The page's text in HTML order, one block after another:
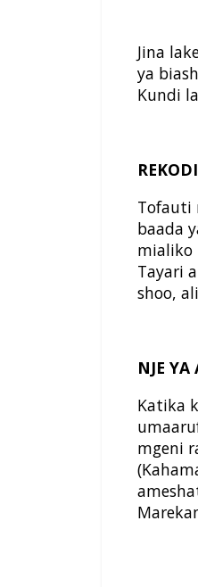
Jina
ya
Kundi
Tofauti
baada
mialiko
Tayari
shoo,
NJE
Katika
mgeni